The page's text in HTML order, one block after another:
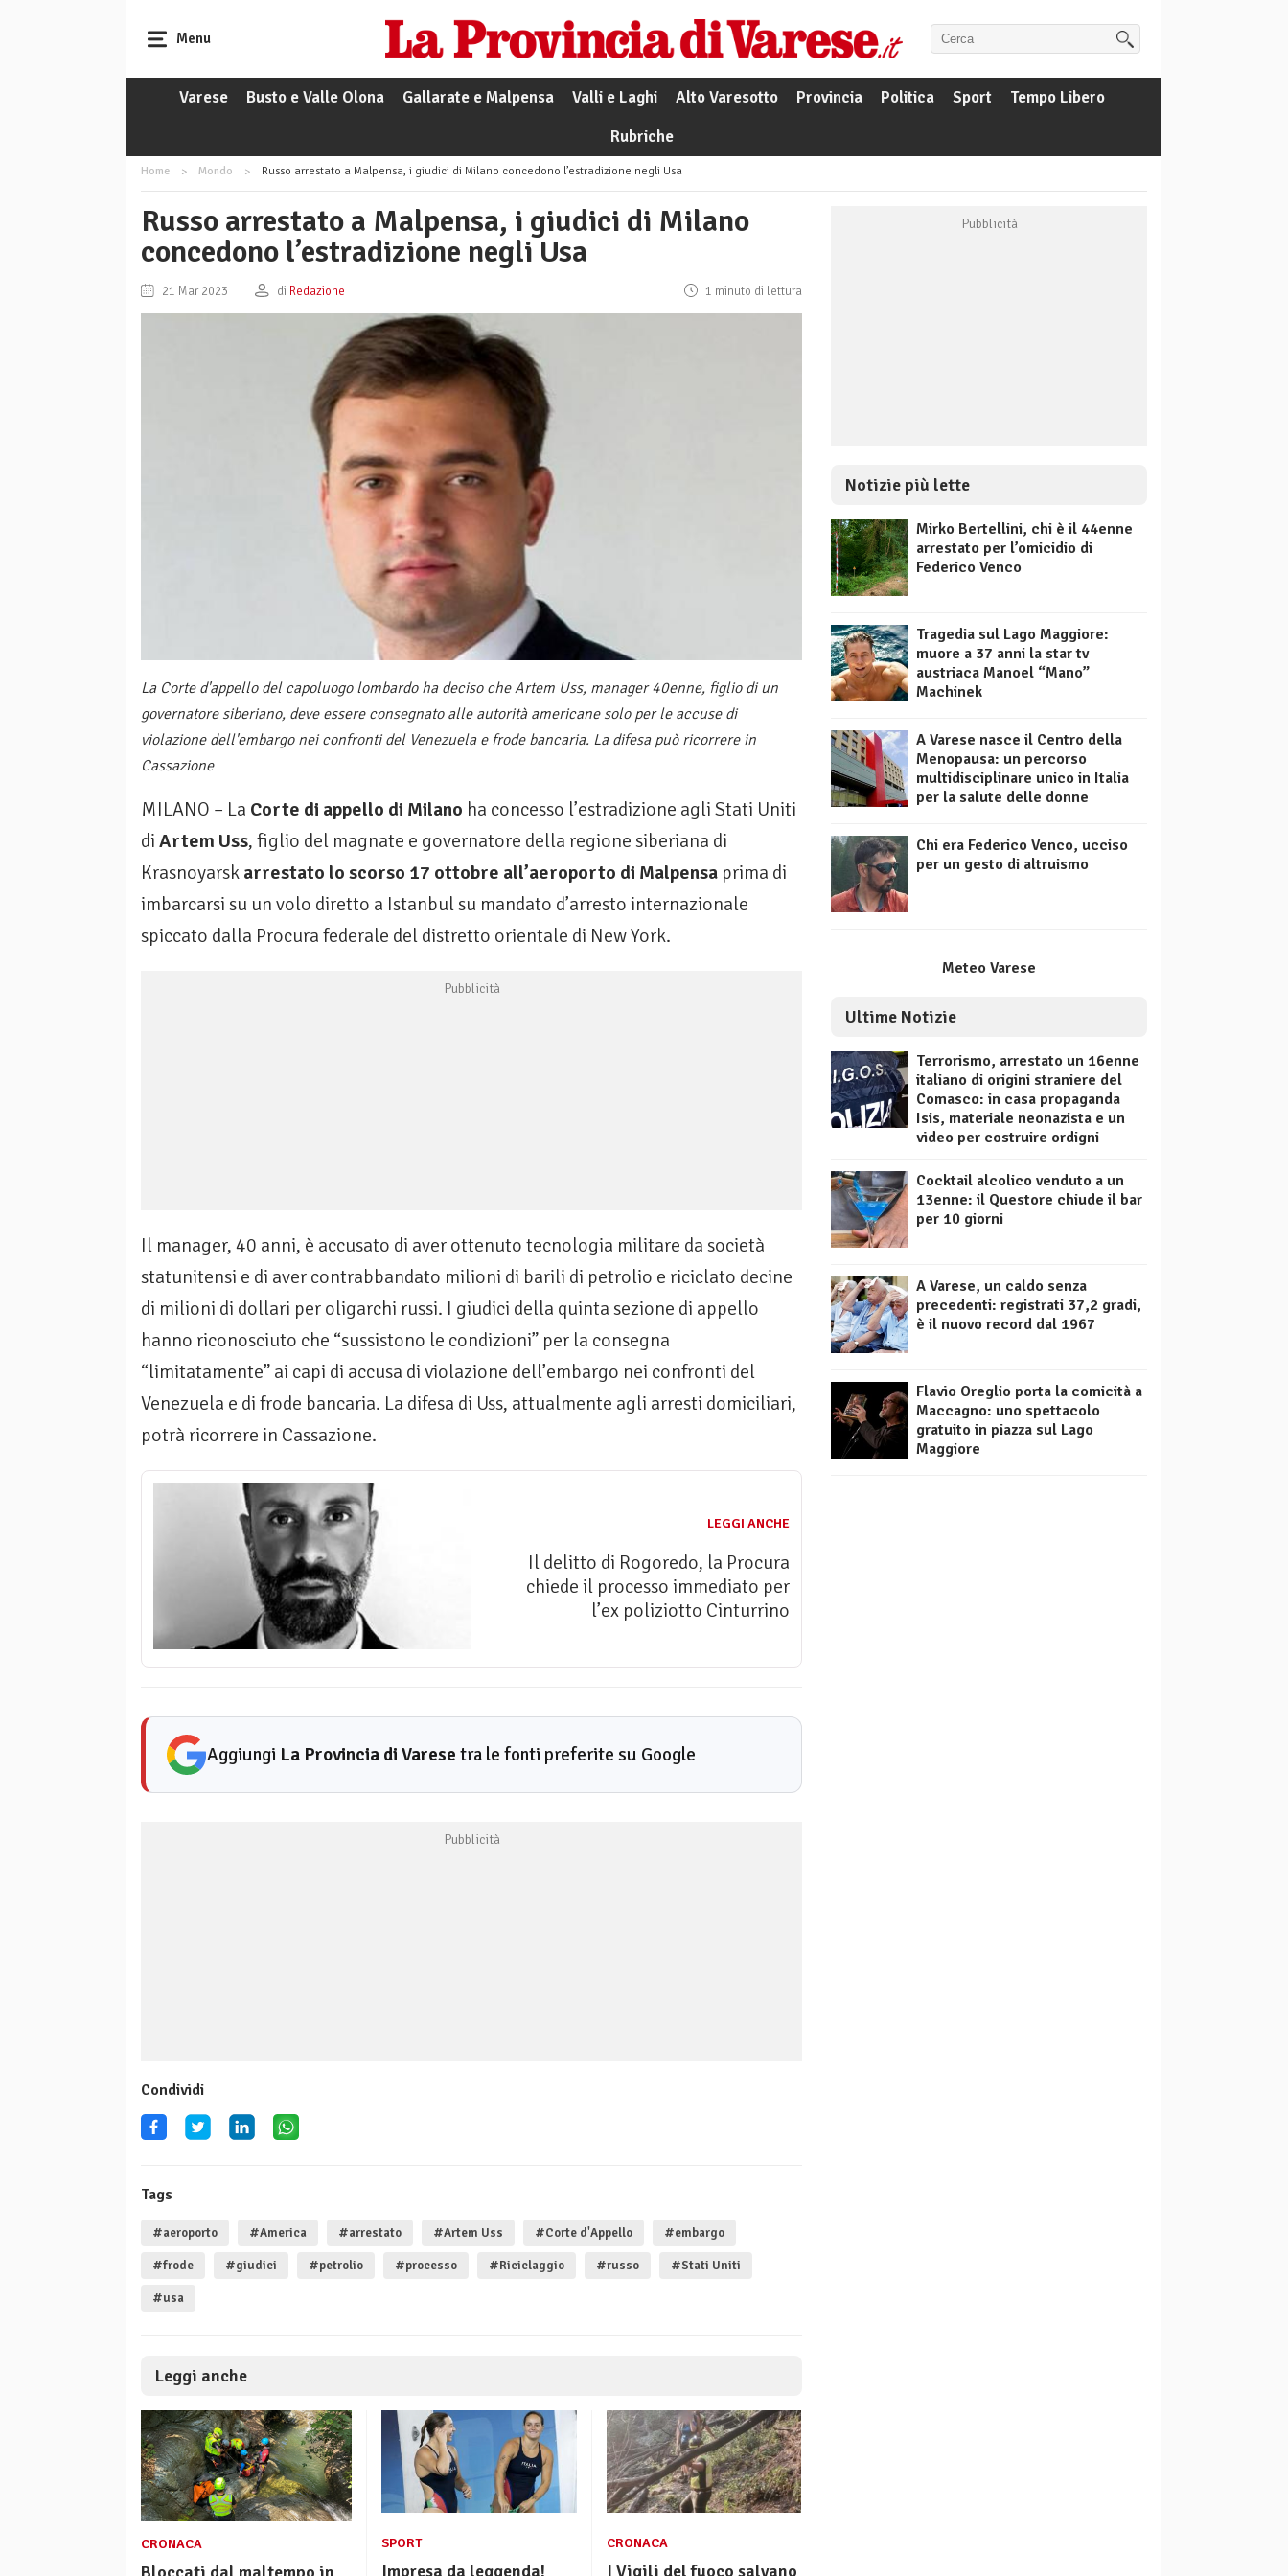
Menu
Varese Busto e Valle Olona Gallarate e Malpensa Valli e Laghi Alto Varesotto Provincia Politica Sport
Tempo Libero
Rubriche
Home Mondo Russo arrestato a Malpensa, i giudici di Milano concedono l’estradizione negli Usa
Russo arrestato a Malpensa, i giudici di Milano
concedono l’estradizione negli Usa
21 Mar 2023 di Redazione 1 minuto di lettura
La Corte d'appello del capoluogo lombardo ha deciso che Artem Uss, manager 40enne, figlio di un
governatore siberiano, deve essere consegnato alle autorità americane solo per le accuse di
violazione dell'embargo nei confronti del Venezuela e frode bancaria. La difesa può ricorrere in
Cassazione
MILANO – La Corte di appello di Milano ha concesso l’estradizione agli Stati Uniti
di Artem Uss, figlio del magnate e governatore della regione siberiana di
Krasnoyarsk arrestato lo scorso 17 ottobre all’aeroporto di Malpensa prima di
imbarcarsi su un volo diretto a Istanbul su mandato d’arresto internazionale
spiccato dalla Procura federale del distretto orientale di New York.
Il manager, 40 anni, è accusato di aver ottenuto tecnologia militare da società
statunitensi e di aver contrabbandato milioni di barili di petrolio e riciclato decine
di milioni di dollari per oligarchi russi. I giudici della quinta sezione di appello
hanno riconosciuto che “sussistono le condizioni” per la consegna
“limitatamente” ai capi di accusa di violazione dell’embargo nei confronti del
Venezuela e di frode bancaria. La difesa di Uss, attualmente agli arresti domiciliari,
potrà ricorrere in Cassazione.
LEGGI ANCHE
Il delitto di Rogoredo, la Procura
chiede il processo immediato per
l’ex poliziotto Cinturrino
Aggiungi La Provincia di Varese tra le fonti preferite su Google
Condividi
Tags
#aeroporto #America #arrestato #Artem Uss #Corte d'Appello #embargo
#frode #giudici #petrolio #processo #Riciclaggio #russo #Stati Uniti
#usa
Leggi anche
CRONACA
Bloccati dal maltempo in
SPORT
Impresa da leggenda!
CRONACA
I Vigili del fuoco salvano
Notizie più lette
Mirko Bertellini, chi è il 44enne
arrestato per l’omicidio di
Federico Venco
Tragedia sul Lago Maggiore:
muore a 37 anni la star tv
austriaca Manoel “Mano”
Machinek
A Varese nasce il Centro della
Menopausa: un percorso
multidisciplinare unico in Italia
per la salute delle donne
Chi era Federico Venco, ucciso
per un gesto di altruismo
Meteo Varese
Ultime Notizie
Terrorismo, arrestato un 16enne
italiano di origini straniere del
Comasco: in casa propaganda
Isis, materiale neonazista e un
video per costruire ordigni
Cocktail alcolico venduto a un
13enne: il Questore chiude il bar
per 10 giorni
A Varese, un caldo senza
precedenti: registrati 37,2 gradi,
è il nuovo record dal 1967
Flavio Oreglio porta la comicità a
Maccagno: uno spettacolo
gratuito in piazza sul Lago
Maggiore